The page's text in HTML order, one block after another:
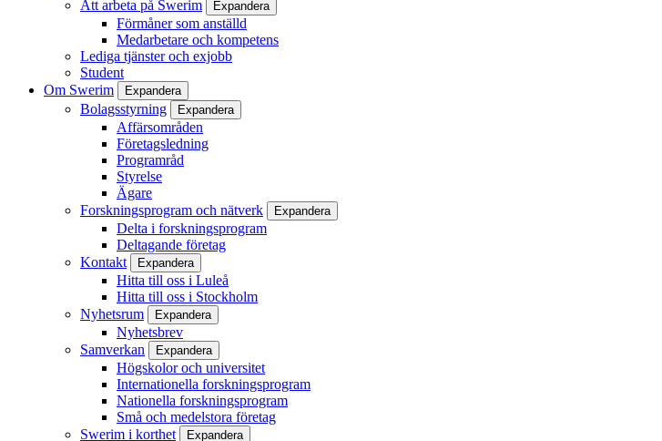
Att arbeta på Swerim Expandera
Förmåner som anställd
Medarbetare och kompetens
Lediga tjänster och exjobb
Student
Om Swerim
Expandera
Bolagsstyrning Expandera
Affärsområden
Företagsledning
Programråd
Styrelse
Ägare
Forskningsprogram och nätverk
Expandera
Delta i forskningsprogram
Deltagande företag
Kontakt
Expandera
Hitta till oss i Luleå
Hitta till oss i Stockholm
Nyhetsrum
Expandera
Nyhetsbrev
Samverkan
Expandera
Högskolor och universitet
Internationella forskningsprogram
Nationella forskningsprogram
Små och medelstora företag
Swerim i korthet
Expandera